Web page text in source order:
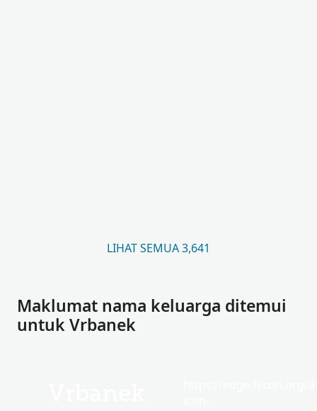
LIHAT SEMUA 3,641
Maklumat nama keluarga ditemui
untuk Vrbanek